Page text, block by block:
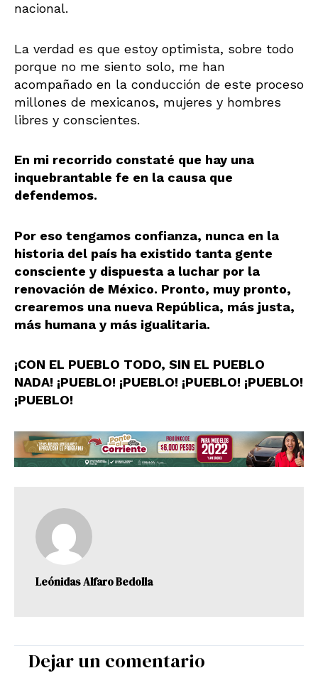
nacional.
La verdad es que estoy optimista, sobre todo
porque no me siento solo, me han
acompañado en la conducción de este proceso
millones de mexicanos, mujeres y hombres
libres y conscientes.
En mi recorrido constaté que hay una
inquebrantable fe en la causa que
defendemos.
Por eso tengamos confianza, nunca en la
historia del país ha existido tanta gente
consciente y dispuesta a luchar por la
renovación de México. Pronto, muy pronto,
crearemos una nueva República, más justa,
más humana y más igualitaria.
¡CON EL PUEBLO TODO, SIN EL PUEBLO
NADA! ¡PUEBLO! ¡PUEBLO! ¡PUEBLO! ¡PUEBLO!
¡PUEBLO!
Leónidas Alfaro Bedolla
Dejar un comentario